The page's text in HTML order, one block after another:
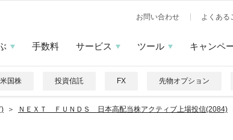
お問い合わせ よくある
手数料 サービス ツール キャンペ
米国株 投資信託 FX 先物オプション
) ＮＥＸＴ ＦＵＮＤＳ 日本高配当株アクティブ上場投信(2084)